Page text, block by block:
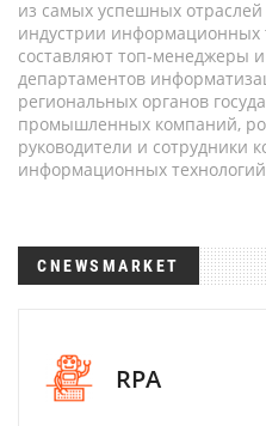
из самых успешных
индустрии информационных
составляют топ-менеджеры
департаментов
региональных органов
промышленных компаний,
руководители и сотрудники
информационных технологий
CNEWSMARKET
RPA